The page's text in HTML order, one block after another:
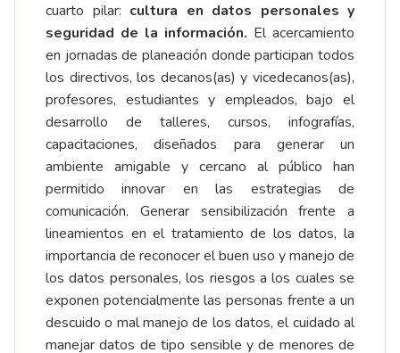
cuarto pilar: cultura en datos personales y
seguridad de la información. El acercamiento
en jornadas de planeación donde participan todos
los directivos, los decanos(as) y vicedecanos(as),
profesores, estudiantes y empleados, bajo el
desarrollo de talleres, cursos, infografías,
capacitaciones, diseñados para generar un
ambiente amigable y cercano al público han
permitido innovar en las estrategias de
comunicación. Generar sensibilización frente a
lineamientos en el tratamiento de los datos, la
importancia de reconocer el buen uso y manejo de
los datos personales, los riesgos a los cuales se
exponen potencialmente las personas frente a un
descuido o mal manejo de los datos, el cuidado al
manejar datos de tipo sensible y de menores de